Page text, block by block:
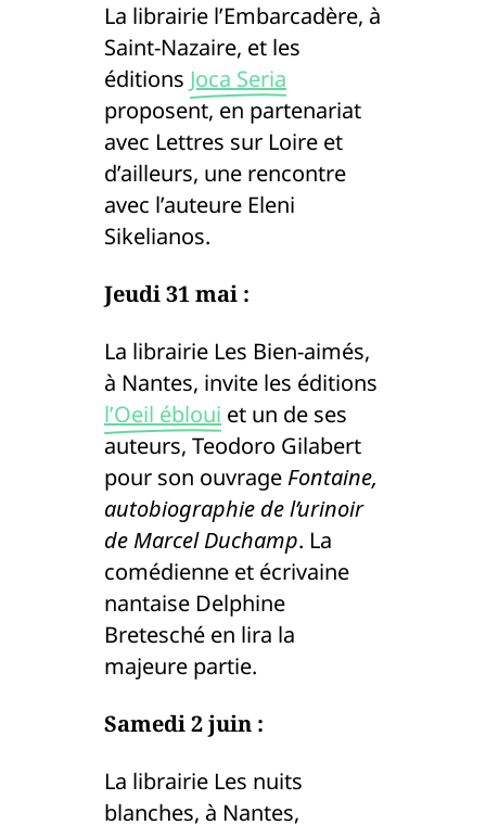
La librairie l’Embarcadère, à
Saint-Nazaire, et les
éditions Joca Seria
proposent, en partenariat
avec Lettres sur Loire et
d’ailleurs, une rencontre
avec l’auteure Eleni
Sikelianos.
Jeudi 31 mai :
La librairie Les Bien-aimés,
à Nantes, invite les éditions
l’Oeil ébloui et un de ses
auteurs, Teodoro Gilabert
pour son ouvrage Fontaine,
autobiographie de l’urinoir
de Marcel Duchamp. La
comédienne et écrivaine
nantaise Delphine
Bretesché en lira la
majeure partie.
Samedi 2 juin :
La librairie Les nuits
blanches, à Nantes,